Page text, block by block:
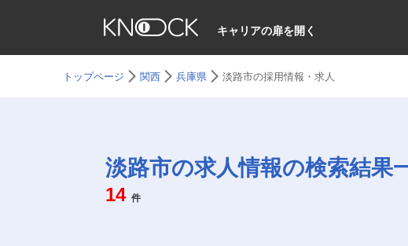
キャリアの扉を開く
トップページ 関西 兵庫県 淡路市の採用情報・求人
淡路市の求人情報の検索結果
14 件